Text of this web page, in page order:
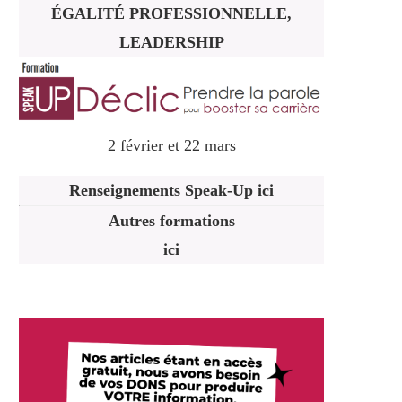
ÉGALITÉ PROFESSIONNELLE,
LEADERSHIP
2 février et 22 mars
Renseignements Speak-Up ici
Autres formations
ici